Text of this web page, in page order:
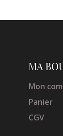
MA
Mon
Panier
CGV